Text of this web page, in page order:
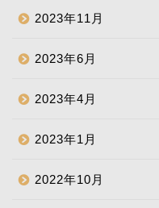
2023年11月
2023年6月
2023年4月
2023年1月
2022年10月